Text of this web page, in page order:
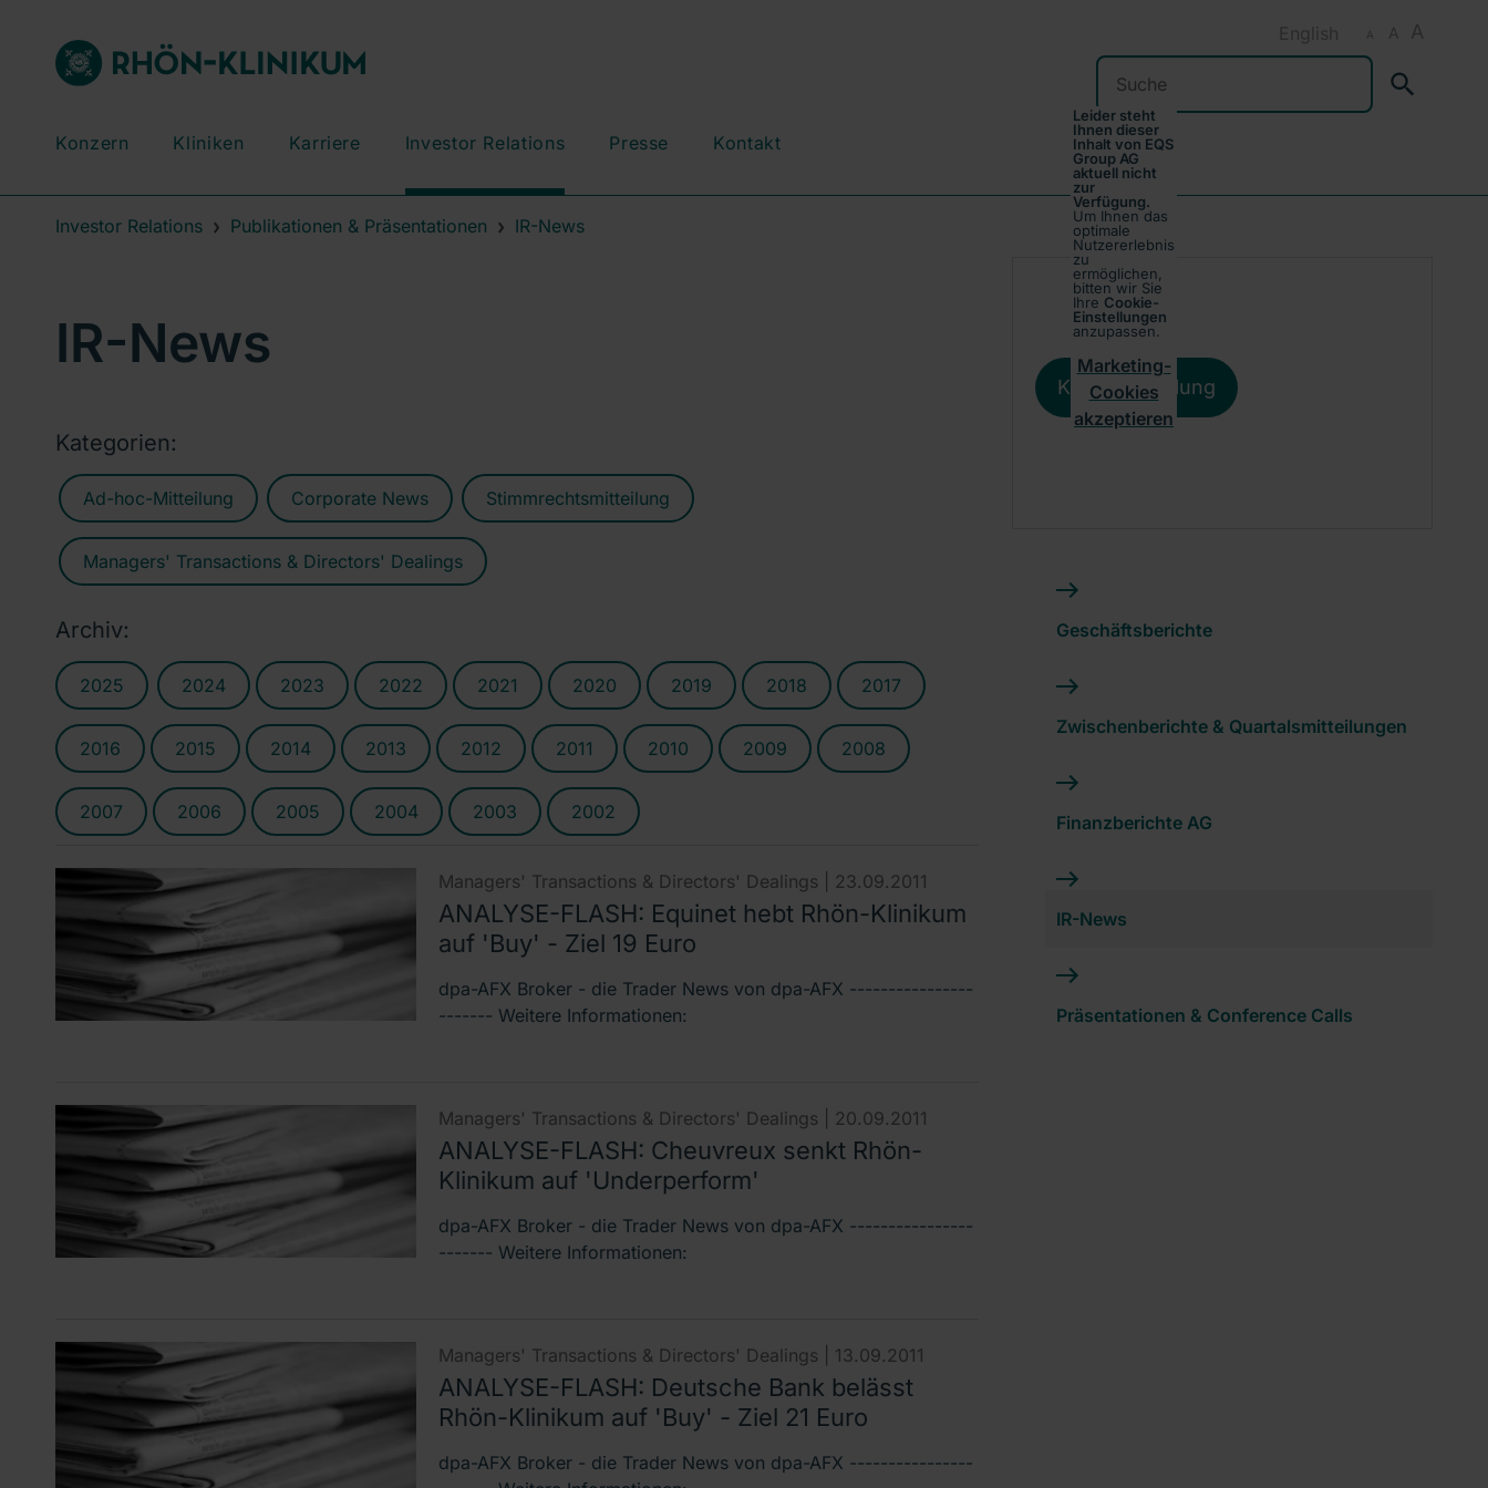
A A A
English
Suchen
Konzern Kliniken Karriere Investor Relations Presse Kontakt
Investor Relations Publikationen & Präsentationen IR-News
IR-News
Kategorien:
Ad-hoc-Mitteilung Corporate News Stimmrechtsmitteilung
Managers' Transactions & Directors' Dealings
Archiv:
2025 2024 2023 2022 2021 2020 2019 2018 2017
2016 2015 2014 2013 2012 2011 2010 2009 2008
2007 2006 2005 2004 2003 2002
Managers' Transactions & Directors' Dealings | 23.09.2011
ANALYSE-FLASH: Equinet hebt Rhön-Klinikum
auf 'Buy' - Ziel 19 Euro
dpa-AFX Broker - die Trader News von dpa-AFX ----------------
------- Weitere Informationen:
Managers' Transactions & Directors' Dealings | 20.09.2011
ANALYSE-FLASH: Cheuvreux senkt Rhön-
Klinikum auf 'Underperform'
dpa-AFX Broker - die Trader News von dpa-AFX ----------------
------- Weitere Informationen:
Managers' Transactions & Directors' Dealings | 13.09.2011
ANALYSE-FLASH: Deutsche Bank belässt
Rhön-Klinikum auf 'Buy' - Ziel 21 Euro
dpa-AFX Broker - die Trader News von dpa-AFX ----------------
Leider steht
Ihnen dieser
Inhalt von EQS
Group AG
aktuell nicht
zur
Verfügung.
Um Ihnen das
optimale
Nutzererlebnis
zu
ermöglichen,
bitten wir Sie
Ihre Cookie-
Einstellungen
anzupassen.
Marketing-
Cookies
akzeptieren
Kursentwicklung
Geschäftsberichte
Zwischenberichte & Quartalsmitteilungen
Finanzberichte AG
IR-News
Präsentationen & Conference Calls